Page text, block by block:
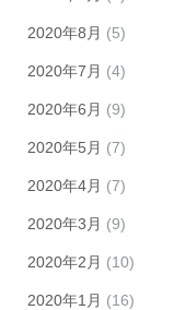
2020年8月 (5)
2020年7月 (4)
2020年6月 (9)
2020年5月 (7)
2020年4月 (7)
2020年3月 (9)
2020年2月 (10)
2020年1月 (16)